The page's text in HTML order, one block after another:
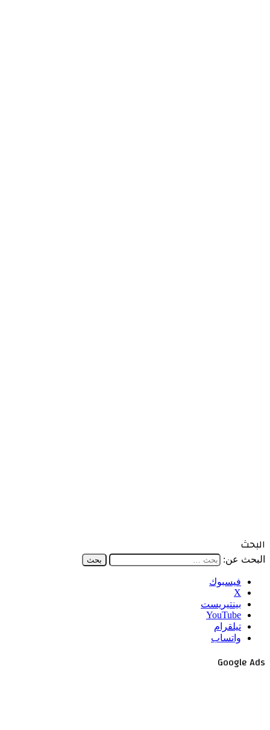
البحث
البحث عن:
فيسبوك
‫X
بينتيريست
‫YouTube
تيلقرام
واتساب
Google Ads